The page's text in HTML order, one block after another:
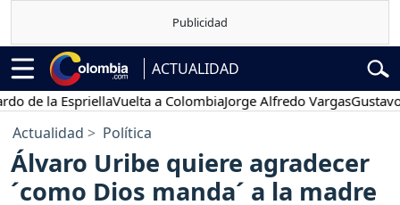
ACTUALIDAD
la EspriellaVuelta a ColombiaJorge Alfredo VargasGustavo
Actualidad Política
Álvaro Uribe quiere agradecer
´como Dios manda´ a la madre